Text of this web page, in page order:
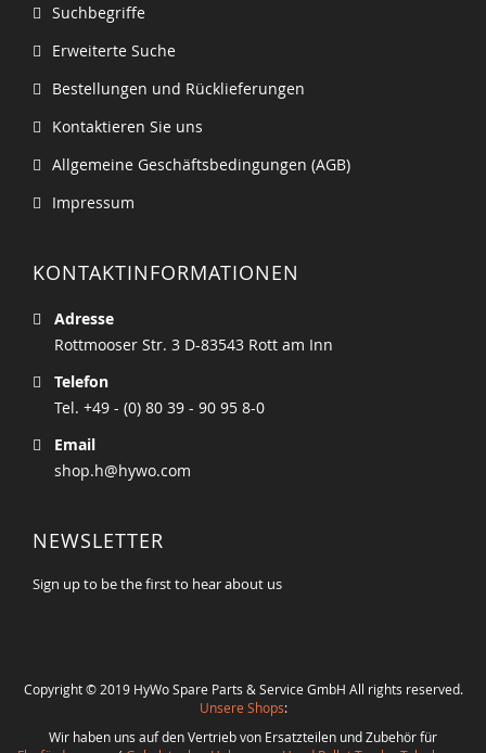
Suchbegriffe
Erweiterte Suche
Bestellungen und Rücklieferungen
Kontaktieren Sie uns
Allgemeine Geschäftsbedingungen (AGB)
Impressum
KONTAKTINFORMATIONEN
Adresse
Rottmooser Str. 3 D-83543 Rott am Inn
Telefon
Tel. +49 - (0) 80 39 - 90 95 8-0
Email
shop.h@hywo.com
NEWSLETTER
Sign up to be the first to hear about us
Copyright © 2019 HyWo Spare Parts & Service GmbH All rights reserved.
Unsere Shops:
Wir haben uns auf den Vertrieb von Ersatzteilen und Zubehör für